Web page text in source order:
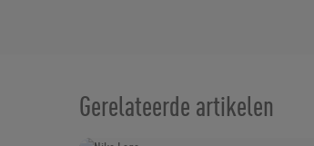
Gerelateerde artikelen